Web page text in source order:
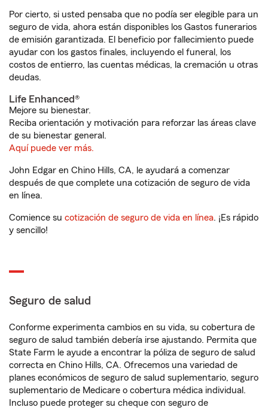
Por cierto, si usted pensaba que no podía ser elegible para un
seguro de vida, ahora están disponibles los Gastos funerarios
de emisión garantizada. El beneficio por fallecimiento puede
ayudar con los gastos finales, incluyendo el funeral, los
costos de entierro, las cuentas médicas, la cremación u otras
deudas.
Life Enhanced®
Mejore su bienestar.
Reciba orientación y motivación para reforzar las áreas clave
de su bienestar general.
Aquí puede ver más.
John Edgar en Chino Hills, CA, le ayudará a comenzar
después de que complete una cotización de seguro de vida
en línea.
Comience su cotización de seguro de vida en línea. ¡Es rápido
y sencillo!
Seguro de salud
Conforme experimenta cambios en su vida, su cobertura de
seguro de salud también debería irse ajustando. Permita que
State Farm le ayude a encontrar la póliza de seguro de salud
correcta en Chino Hills, CA. Ofrecemos una variedad de
planes económicos de seguro de salud suplementario, seguro
suplementario de Medicare o cobertura médica individual.
Incluso puede proteger su cheque con seguro de